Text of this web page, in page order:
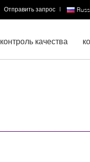
Отправить запрос |
контроль качества